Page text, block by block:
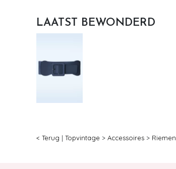
LAATST BEWONDERD
< Terug | Topvintage > Accessoires > Riemen